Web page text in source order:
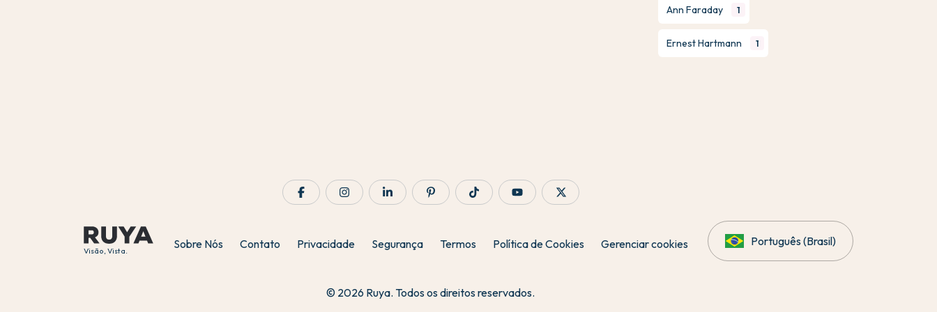
Ann Faraday 1
Ernest Hartmann 1
Visão, Vista. Sobre Nós Contato Privacidade Segurança Termos Política de Cookies Gerenciar cookies
© 2026 Ruya. Todos os direitos reservados.
Português (Brasil)